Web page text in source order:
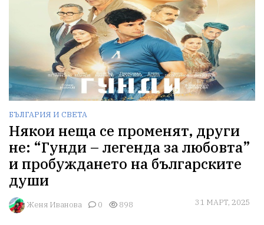
БЪЛГАРИЯ И СВЕТА
Някои неща се променят, други
не: “Гунди – легенда за любовта”
и пробуждането на българските
души
Женя Иванова 0 898 31 МАРТ, 2025